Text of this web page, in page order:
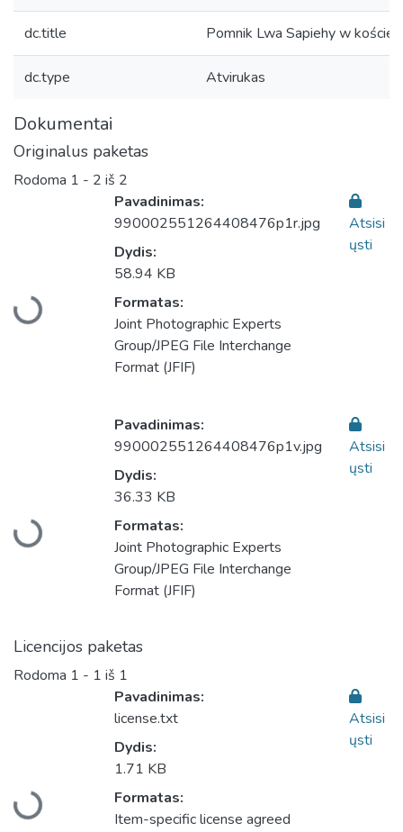
dc.title Pomnik Lwa Sapiehy w
dc.type Atvirukas
Dokumentai
Originalus paketas
Rodoma 1 - 2 iš 2
Įkeliama...
Pavadinimas:
990002551264408476p1r.jpg
Dydis:
58.94 KB
Formatas:
Joint Photographic Experts
Group/JPEG File Interchange
Format (JFIF)
Atsisi
ųsti
Įkeliama...
Pavadinimas:
990002551264408476p1v.jpg
Dydis:
36.33 KB
Formatas:
Joint Photographic Experts
Group/JPEG File Interchange
Format (JFIF)
Atsisi
ųsti
Licencijos paketas
Rodoma 1 - 1 iš 1
Įkeliama...
Pavadinimas:
license.txt
Dydis:
1.71 KB
Formatas:
Item-specific license agreed
Atsisi
ųsti